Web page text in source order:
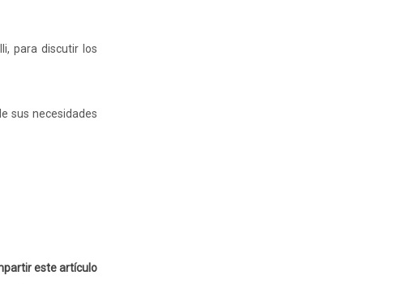
para discutir los
sus necesidades
este artículo